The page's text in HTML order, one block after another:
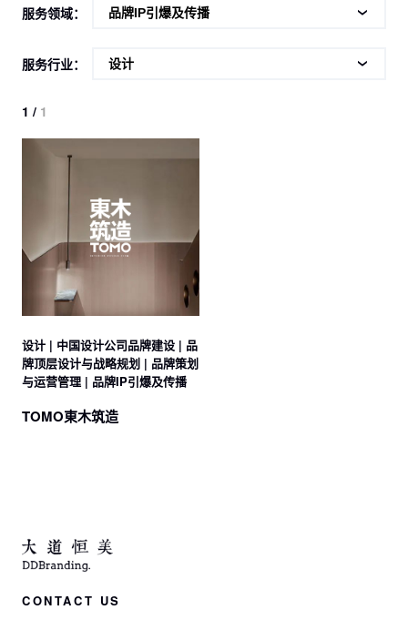
服务领域：
服务行业：
1 / 1
设计 | 中国设计公司品牌建设 | 品
牌顶层设计与战略规划 | 品牌策划
与运营管理 | 品牌IP引爆及传播
TOMO東木筑造
CONTACT US